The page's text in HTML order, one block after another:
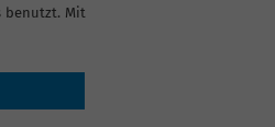
benutzt. Mit